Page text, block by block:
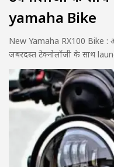
yamaha Bike
New Yamaha RX100 Bike :
जबरदस्त टेक्नोलॉजी के साथ